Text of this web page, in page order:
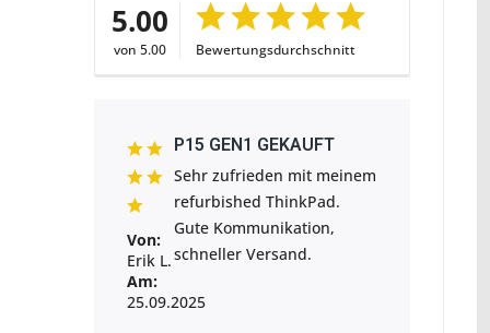
5.00
von 5.00 Bewertungsdurchschnitt
Von:
Erik L.
Am:
25.09.2025
P15 GEN1 GEKAUFT
Sehr zufrieden mit meinem
refurbished ThinkPad.
Gute Kommunikation,
schneller Versand.